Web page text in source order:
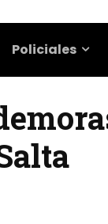
Policiales